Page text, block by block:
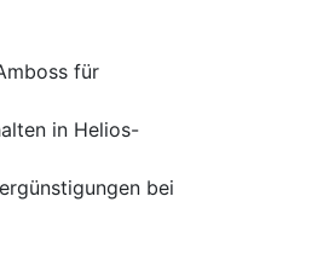
für
in Helios-
bei